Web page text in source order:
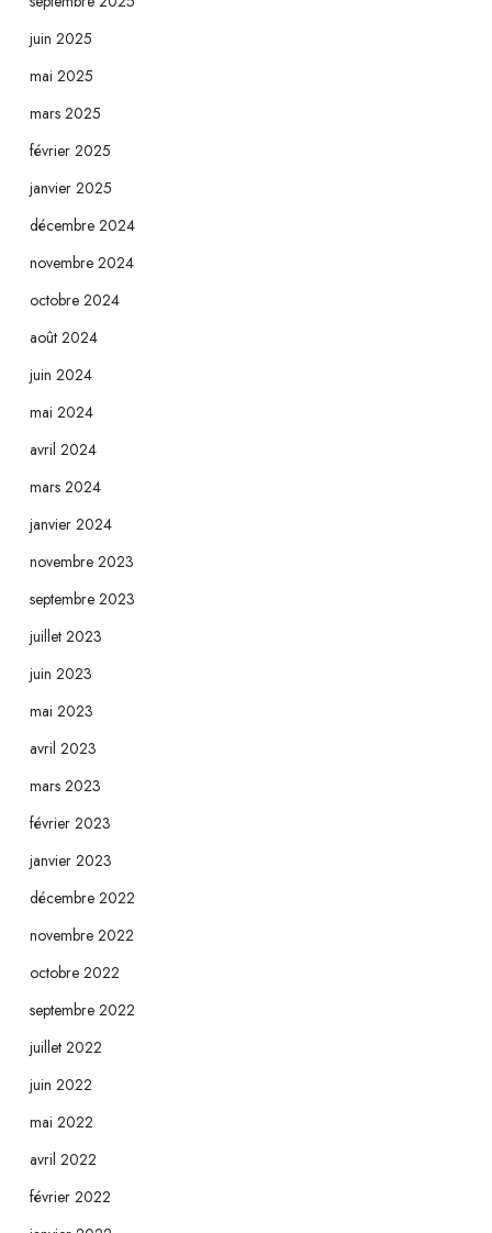
juin 2025
mai 2025
mars 2025
février 2025
janvier 2025
décembre 2024
novembre 2024
octobre 2024
août 2024
juin 2024
mai 2024
avril 2024
mars 2024
janvier 2024
novembre 2023
septembre 2023
juillet 2023
juin 2023
mai 2023
avril 2023
mars 2023
février 2023
janvier 2023
décembre 2022
novembre 2022
octobre 2022
septembre 2022
juillet 2022
juin 2022
mai 2022
avril 2022
février 2022